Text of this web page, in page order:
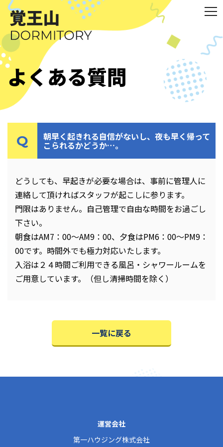
よくある質問
朝早く起きれる自信がないし、夜も早く帰って
こられるかどうか…。
どうしても、早起きが必要な場合は、事前に管理人に
連絡して頂ければスタッフが起こしに参ります。
門限はありません。自己管理で自由な時間をお過ごし
下さい。
朝食はAM7：00～AM9：00、夕食はPM6：00～PM9：
00です。時間外でも極力対応いたします。
入浴は２４時間ご利用できる風呂・シャワールームを
ご用意しています。（但し清掃時間を除く）
一覧に戻る
運営会社
第一ハウジング株式会社